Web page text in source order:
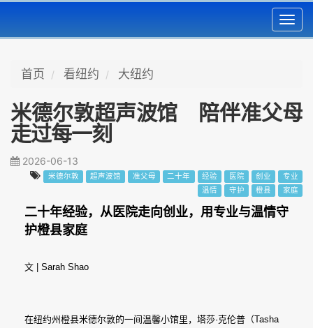
首页 看纽约 大纽约
米德尔敦超声波馆 陪伴准父母
走过每一刻
2026-06-13
米德尔敦 超声波馆 准父母 二十年 经验 医院 创业
专业
温情
守护 橙县 家庭
二十年经验，从医院走向创业，用专业与温情守
护橙县家庭
文 | Sarah Shao
在纽约州橙县米德尔敦的一间温馨小馆里，塔莎·克伦普（Tasha